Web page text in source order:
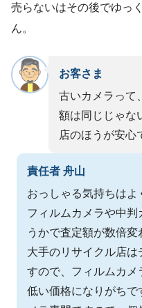
売らないはその後でゆっ
ん。
お客さま
古いカメラって
額は同じじゃな
店のほうが安
責任者 舟山
おっしゃる気持ちはよ
フィルムカメラや中
うかで査定額が数倍変
大手のリサイクル店
すので、フィルムカ
低い価格になりがちで